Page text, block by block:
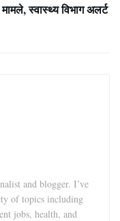
स्वास्थ्य विभाग अलर्ट
and blogger. I’ve
of topics including
jobs, health, and